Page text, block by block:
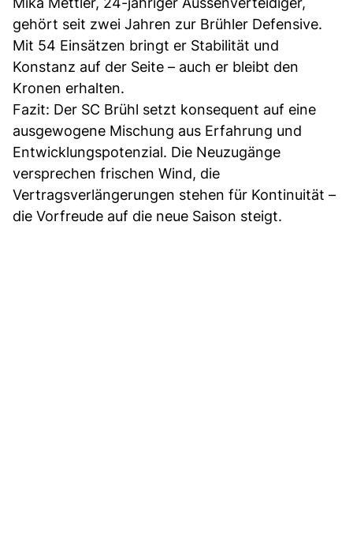
gehört seit zwei Jahren zur Brühler Defensive.
Mit 54 Einsätzen bringt er Stabilität und
Konstanz auf der Seite – auch er bleibt den
Kronen erhalten.
Fazit: Der SC Brühl setzt konsequent auf eine
ausgewogene Mischung aus Erfahrung und
Entwicklungspotenzial. Die Neuzugänge
versprechen frischen Wind, die
Vertragsverlängerungen stehen für Kontinuität –
die Vorfreude auf die neue Saison steigt.